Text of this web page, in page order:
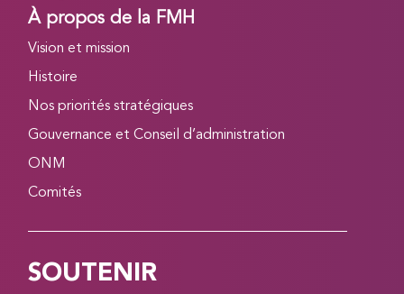
À propos de la FMH
Vision et mission
Histoire
Nos priorités stratégiques
Gouvernance et Conseil d’administration
ONM
Comités
SOUTENIR